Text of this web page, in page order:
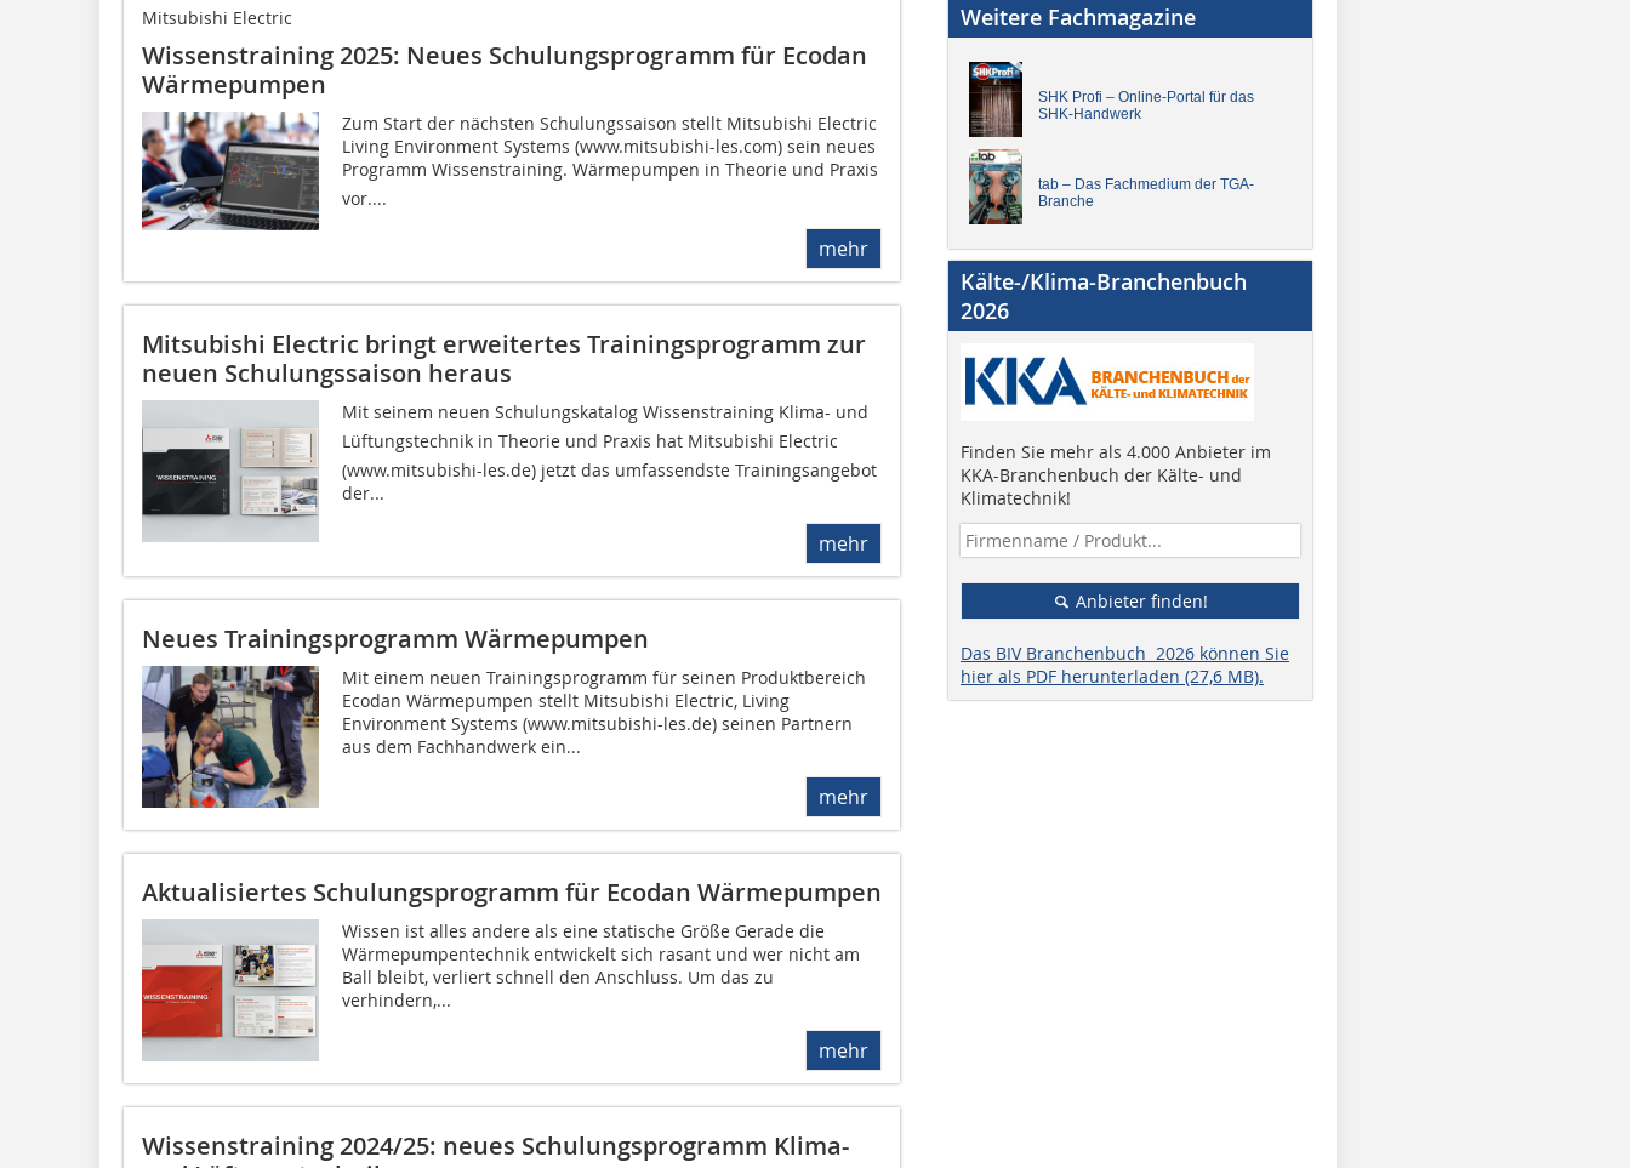
Mitsubishi Electric
Wissenstraining 2025: Neues Schulungs­programm für Ecodan
Wärmepumpen
Zum Start der nächsten Schulungssaison stellt Mitsubishi Electric
Living Environment Systems (www.mitsubishi-les.com) sein neues
Programm Wissenstraining. Wärmepumpen in Theorie und Praxis
vor....
mehr
Mitsubishi Electric bringt erweitertes Trainingsprogramm zur
neuen Schulungssaison heraus
Mit seinem neuen Schulungskatalog Wissenstraining Klima- und
Lüftungstechnik in Theorie und Praxis hat Mitsubishi Electric
(www.mitsubishi-les.de) jetzt das umfassendste Trainingsangebot
der...
mehr
Neues Trainingsprogramm Wärmepumpen
Mit einem neuen Trainingsprogramm für seinen Produktbereich
Ecodan Wärmepumpen stellt Mitsubishi Electric, Living
Environment Systems (www.mitsubishi-les.de) seinen Partnern
aus dem Fachhandwerk ein...
mehr
Aktualisiertes Schulungsprogramm für Ecodan Wärmepumpen
Wissen ist alles andere als eine statische Größe Gerade die
Wärmepumpentechnik entwickelt sich rasant und wer nicht am
Ball bleibt, verliert schnell den Anschluss. Um das zu
verhindern,...
mehr
Wissenstraining 2024/25: neues Schulungsprogramm Klima-
Weitere Fachmagazine
SHK Profi – Online-Portal für das
SHK-Handwerk
tab – Das Fachmedium der TGA-
Branche
Kälte-/Klima-Branchenbuch
2026
Finden Sie mehr als 4.000 Anbieter im
KKA-Branchenbuch der Kälte- und
Klimatechnik!
Anbieter finden!
Das BIV Branchenbuch 2026 können Sie
hier als PDF herunterladen (27,6 MB).